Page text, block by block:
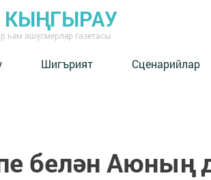
һәм яшүсмерләр газетасы
Шигърият Сценарийлар
белән Аюның